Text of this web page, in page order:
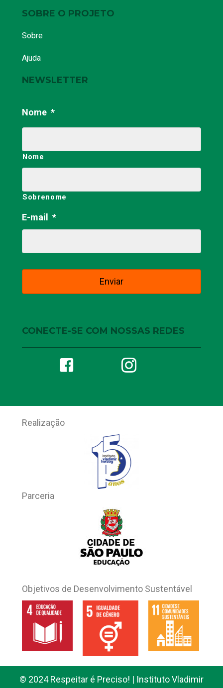
SOBRE O PROJETO
Sobre
Ajuda
NEWSLETTER
Nome *
Nome
Sobrenome
E-mail *
CONECTE-SE COM NOSSAS REDES
Realização
Parceria
Objetivos de Desenvolvimento Sustentável
© 2024 Respeitar é Preciso! | Instituto Vladimir